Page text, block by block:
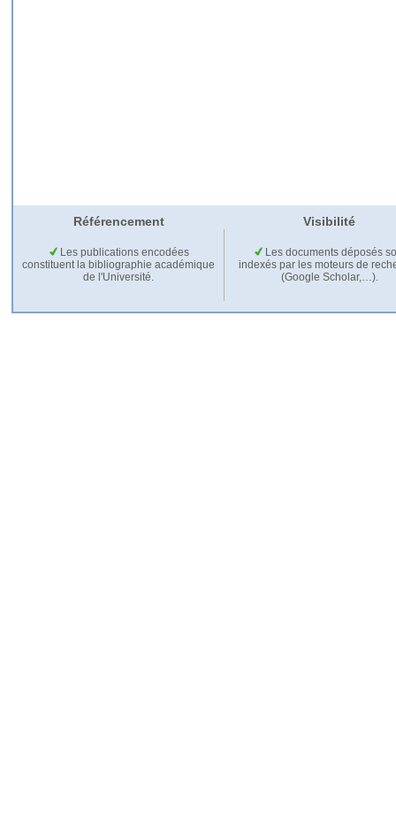
Référencement Visibilité
Les publications encodées
constituent la bibliographie académique
de l'Université.
Les documents déposés
indexés par les moteurs de
(Google Scholar,…).